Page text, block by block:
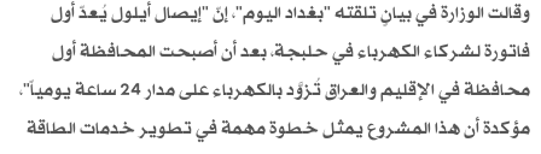
وقالت الوزارة في بيانٍ تلقته "بغداد اليوم"، إنّ "إيصال أيلول يُعدّ أول
فاتورة لشركاء الكهرباء في حلبجة، بعد أن أصبحت المحافظة أول
محافظة في الإقليم والعراق تُزوَّد بالكهرباء على مدار 24 ساعة يومياً"،
مؤكدة أن هذا المشروع يمثل خطوة مهمة في تطوير خدمات الطاقة